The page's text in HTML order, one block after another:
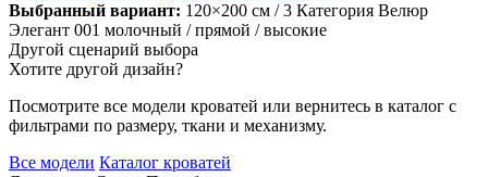
Выбранный вариант: 120×200 см / 3 Категория Велюр
Элегант 001 молочный / прямой / высокие
Другой сценарий выбора
Хотите другой дизайн?
Посмотрите все модели кроватей или вернитесь в каталог с
фильтрами по размеру, ткани и механизму.
Все модели Каталог кроватей